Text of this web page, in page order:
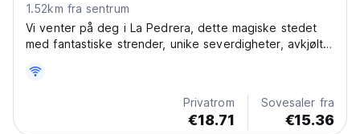
1.52km fra sentrum
Vi venter på deg i La Pedrera, dette magiske stedet
med fantastiske strender, unike severdigheter, avkjølt
Privatrom
€18.71
Sovesaler fra
€15.36